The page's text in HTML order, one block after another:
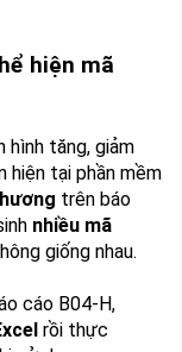
hiện mã
hình tăng, giảm
hiện tại phần mềm
trên báo
nhiều mã
giống nhau.
cáo B04-H,
rồi thực